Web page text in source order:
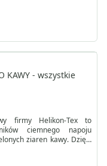
rzep w pasie pozwala
Rozporek klasyczny na
KAWY - wszystkie
firmy Helikon-Tex to
ciemnego napoju
ziaren kawy. Dzięki
fusów. Prasa stanowi